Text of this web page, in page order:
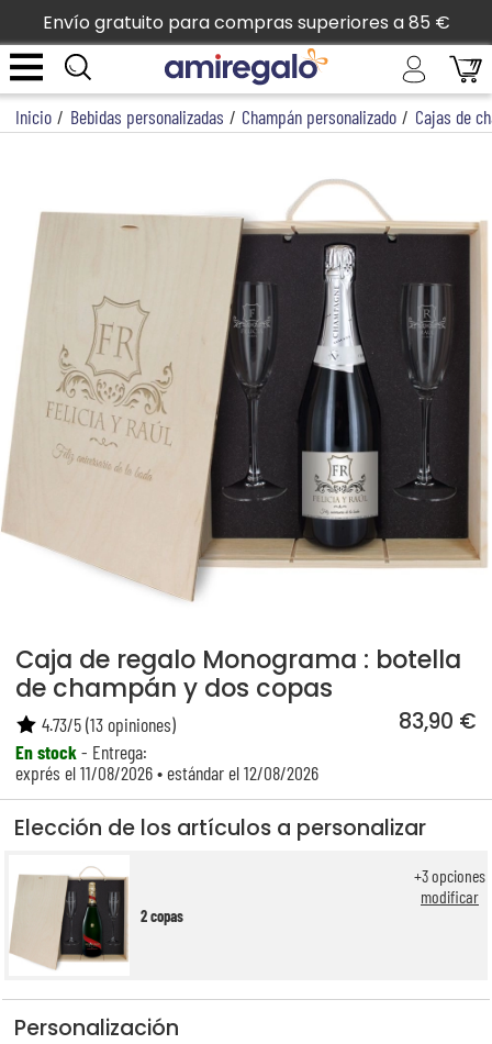
Envío gratuito para compras superiores a 85 €
Inicio / Bebidas personalizadas / Champán personalizado / Cajas de
Caja de regalo Monograma : botella
de champán y dos copas
83,90 €
En stock- Entrega:
exprés el 11/08/2026 • estándar el 12/08/2026
4.73/5(13opiniones)
Elección de los artículos a personalizar
2 copas
+3opciones
modificar
Personalización